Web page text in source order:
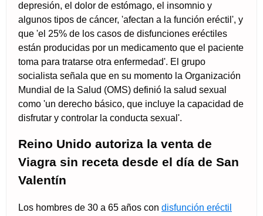
depresión, el dolor de estómago, el insomnio y
algunos tipos de cáncer, 'afectan a la función eréctil', y
que 'el 25% de los casos de disfunciones eréctiles
están producidas por un medicamento que el paciente
toma para tratarse otra enfermedad'. El grupo
socialista señala que en su momento la Organización
Mundial de la Salud (OMS) definió la salud sexual
como 'un derecho básico, que incluye la capacidad de
disfrutar y controlar la conducta sexual'.
Reino Unido autoriza la venta de
Viagra sin receta desde el día de San
Valentín
Los hombres de 30 a 65 años con disfunción eréctil